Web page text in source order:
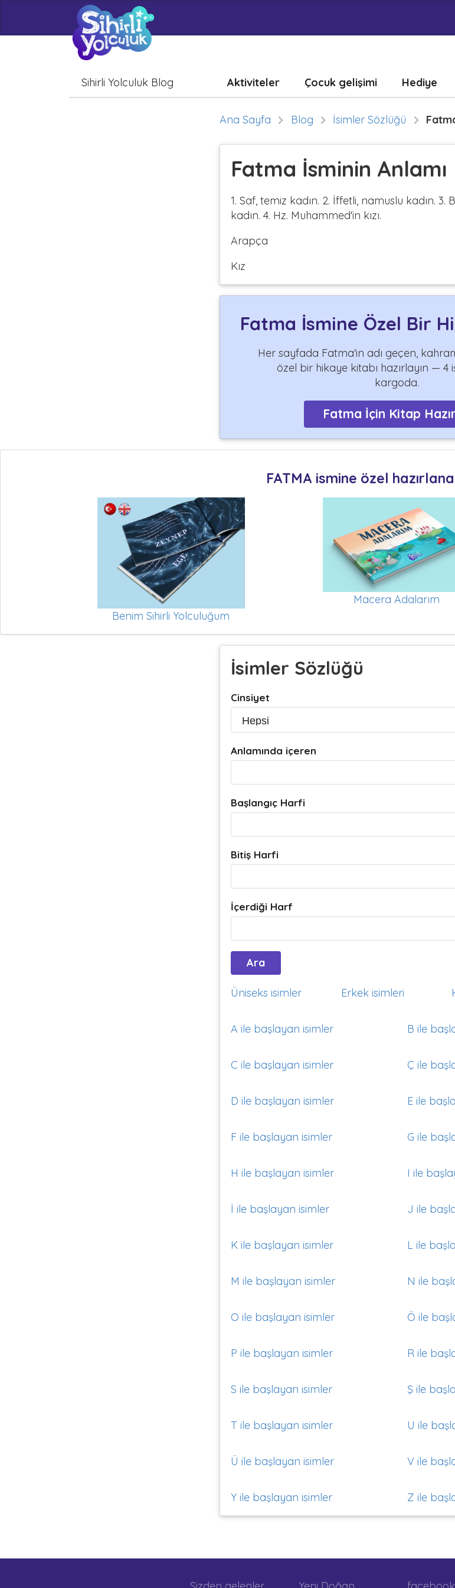
Sihirli Yolculuk Blog Aktiviteler Çocuk gelişimi Hediye
Ana Sayfa Blog İsimler Sözlüğü
Fatma İsminin Anlamı
1. Saf, temiz kadın. 2. İffetli, namuslu kadın. 3.
kadın. 4. Hz. Muhammed'in kızı.
Arapça
Kız
Fatma İsmine Özel Bir
Her sayfada Fatma'in adı geçen,
özel bir hikaye kitabı hazırlayın — 4
kargoda.
Fatma İçin Kitap
FATMA ismine özel
Benim Sihirli Yolculuğum
Macera Adalarım
İsimler Sözlüğü
Cinsiyet
Anlamında içeren
Başlangıç Harfi
Bitiş Harfi
İçerdiği Harf
Üniseks isimler Erkek isimleri
A ile başlayan isimler B ile
C ile başlayan isimler Ç ile
D ile başlayan isimler E ile
F ile başlayan isimler G ile
H ile başlayan isimler I ile
İ ile başlayan isimler J ile
K ile başlayan isimler L ile
M ile başlayan isimler N ile
O ile başlayan isimler Ö ile
P ile başlayan isimler R ile
S ile başlayan isimler Ş ile
T ile başlayan isimler U ile
Ü ile başlayan isimler V ile
Y ile başlayan isimler Z ile